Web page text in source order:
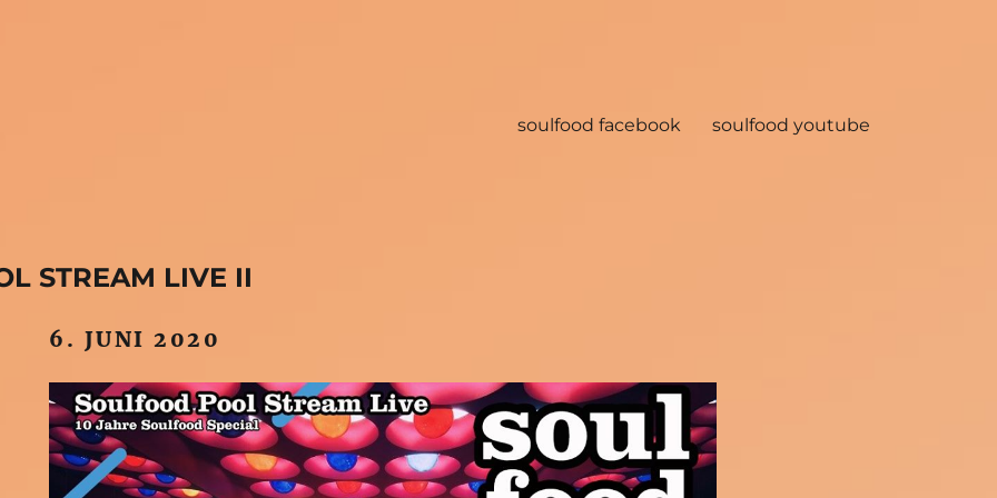
soulfood facebook soulfood youtube
STREAM LIVE II
6. JUNI 2020